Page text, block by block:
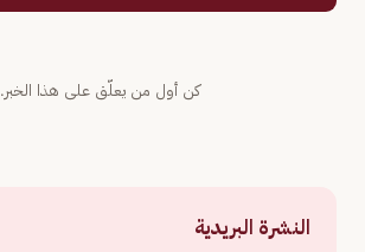
كن أول من يعلّق على هذا الخبر.
النشرة البريدية